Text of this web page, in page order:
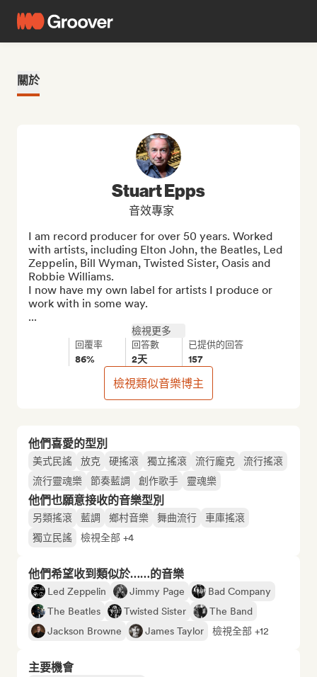
關於
他們喜愛的型別
美式民謠 放克 硬搖滾 獨立搖滾 流行龐克
流行搖滾
流行靈魂樂
節奏藍調 創作歌手 靈魂樂
他們也願意接收的音樂型別
另類搖滾 藍調 鄉村音樂 舞曲流行
車庫搖滾
獨立民謠
檢視全部 +4
他們希望收到類似於……的音樂
Led Zeppelin Jimmy Page
Bad Company
The Beatles
Twisted Sister
The Band
Jackson Browne
James Taylor 檢視全部 +12
主要機會
Stuart Epps
音效專家
I am record producer for over 50 years. Worked
with artists, including Elton John, the Beatles, Led
Zeppelin, Bill Wyman, Twisted Sister, Oasis and
Robbie Williams.
I now have my own label for artists I produce or
work with in some way.
...
檢視更多
回覆率
86%
回答數
2天
已提供的回答
157
檢視類似音樂博主